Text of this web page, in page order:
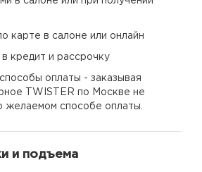
карте в салоне или онлайн
в кредит и рассрочку
оплаты - заказывая
TWISTER по Москве не
желаемом способе оплаты.
и подъема